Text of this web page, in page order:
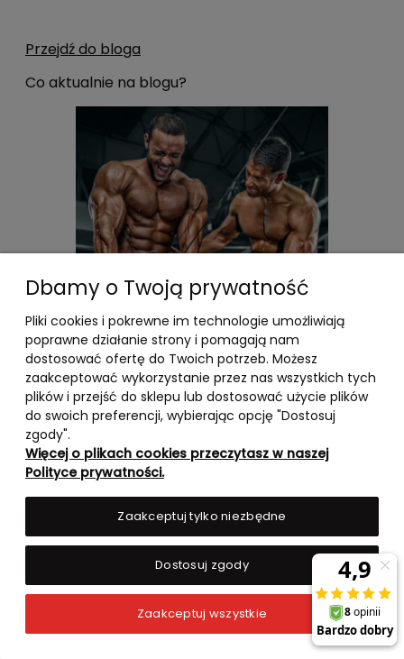
Przejdź do bloga
Co aktualnie na blogu?
10-03-2026
-
RANKING TOP 5 – BOOSTERY
TESTOSTERONU 2026
czytaj całość »
Dbamy o Twoją prywatność
Pliki cookies i pokrewne im technologie umożliwiają
poprawne działanie strony i pomagają nam
dostosować ofertę do Twoich potrzeb. Możesz
zaakceptować wykorzystanie przez nas wszystkich tych
plików i przejść do sklepu lub dostosować użycie plików
do swoich preferencji, wybierając opcję "Dostosuj
zgody".
Więcej o plikach cookies przeczytasz w naszej
Polityce prywatności.
Zaakceptuj tylko niezbędne
Dostosuj zgody
Zaakceptuj wszystkie